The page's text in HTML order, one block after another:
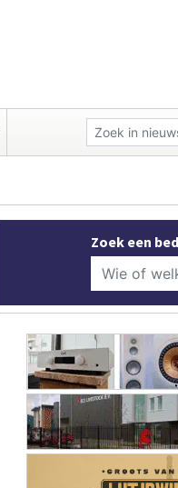
Zoek een